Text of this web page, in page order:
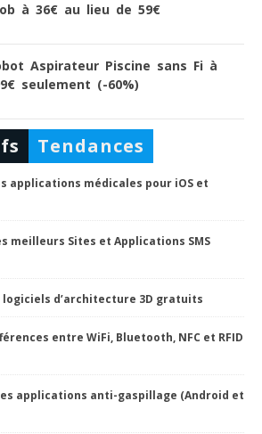
à 36€ au lieu de 59€
Aspirateur Piscine sans Fi à
seulement (-60%)
Tendances
applications médicales pour iOS et
meilleurs Sites et Applications SMS
logiciels d’architecture 3D gratuits
entre WiFi, Bluetooth, NFC et RFID
applications anti-gaspillage (Android et